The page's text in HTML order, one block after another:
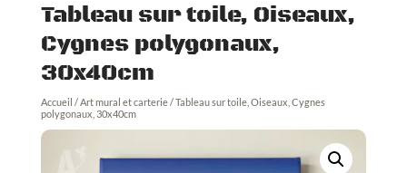
Tableau sur toile, Oiseaux,
Cygnes polygonaux,
30x40cm
Accueil /Art mural et carterie/ Tableau sur toile, Oiseaux, Cygnes
polygonaux, 30x40cm